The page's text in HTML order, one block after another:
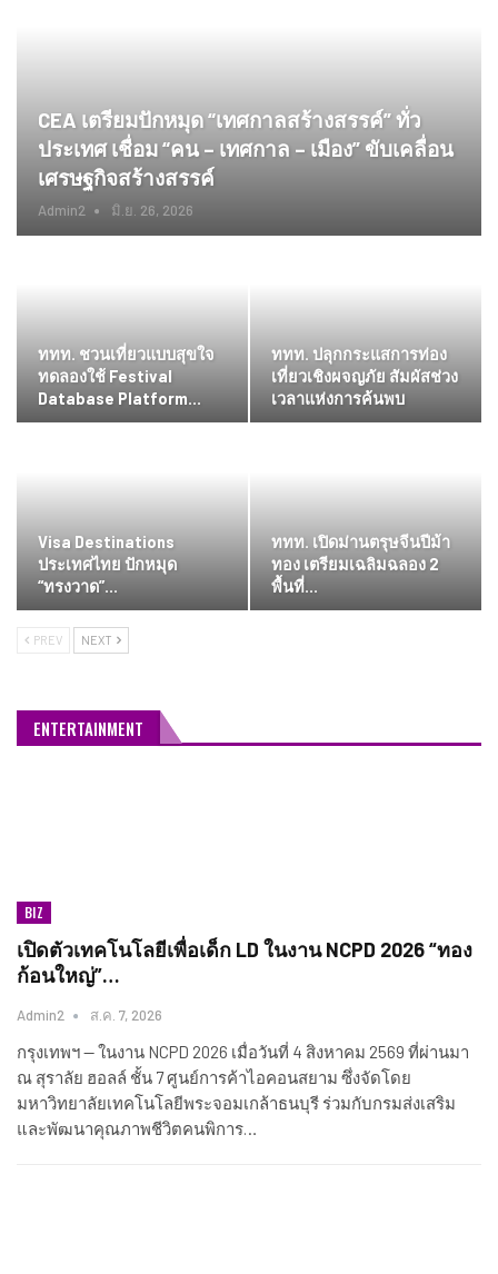
CEA เตรียมปักหมุด “เทศกาลสร้างสรรค์” ทั่ว
ประเทศ เชื่อม “คน – เทศกาล – เมือง” ขับเคลื่อน
เศรษฐกิจสร้างสรรค์
Admin2 มิ.ย. 26, 2026
ททท. ชวนเที่ยวแบบสุขใจ
ทดลองใช้ Festival
Database Platform…
ททท. ปลุกกระแสการท่อง
เที่ยวเชิงผจญภัย สัมผัสช่วง
เวลาแห่งการค้นพบ
Visa Destinations
ประเทศไทย ปักหมุด
“ทรงวาด”…
ททท. เปิดม่านตรุษจีนปีม้า
ทอง เตรียมเฉลิมฉลอง 2
พื้นที่…
PREV NEXT
ENTERTAINMENT
BIZ
เปิดตัวเทคโนโลยีเพื่อเด็ก LD ในงาน NCPD 2026 “ทอง
ก้อนใหญ่”…
Admin2 ส.ค. 7, 2026
กรุงเทพฯ — ในงาน NCPD 2026 เมื่อวันที่ 4 สิงหาคม 2569 ที่ผ่านมา
ณ สุราลัย ฮอลล์ ชั้น 7 ศูนย์การค้าไอคอนสยาม ซึ่งจัดโดย
มหาวิทยาลัยเทคโนโลยีพระจอมเกล้าธนบุรี ร่วมกับกรมส่งเสริม
และพัฒนาคุณภาพชีวิตคนพิการ…